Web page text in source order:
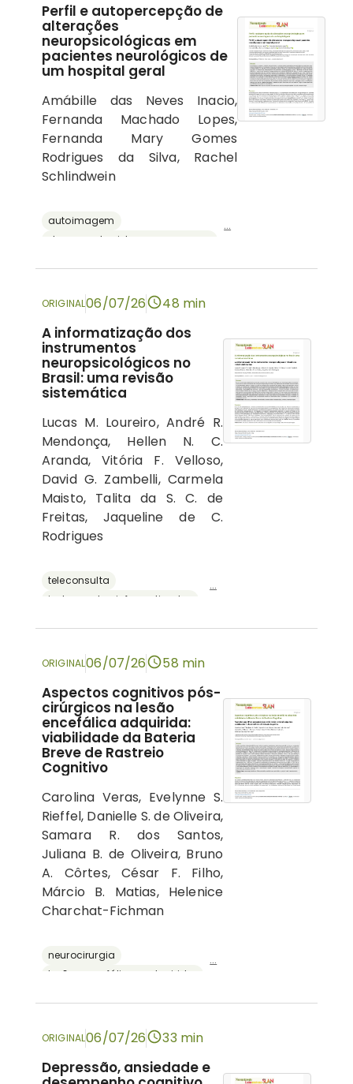
Perfil e autopercepção de
alterações
neuropsicológicas em
pacientes neurológicos de
um hospital geral
Amábille das Neves Inacio,
Fernanda Machado Lopes,
Fernanda Mary Gomes
Rodrigues da Silva, Rachel
Schlindwein
autoimagem
...
ORIGINAL06/07/26 48 min
A informatização dos
instrumentos
neuropsicológicos no
Brasil: uma revisão
sistemática
Lucas M. Loureiro, André R.
Mendonça, Hellen N. C.
Aranda, Vitória F. Velloso,
David G. Zambelli, Carmela
Maisto, Talita da S. C. de
Freitas, Jaqueline de C.
Rodrigues
teleconsulta
instrumentos informatizados
avaliação neuropsicológica
...
ORIGINAL06/07/26 58 min
Aspectos cognitivos pós-
cirúrgicos na lesão
encefálica adquirida:
viabilidade da Bateria
Breve de Rastreio
Cognitivo
Carolina Veras, Evelynne S.
Rieffel, Danielle S. de Oliveira,
Samara R. dos Santos,
Juliana B. de Oliveira, Bruno
A. Côrtes, César F. Filho,
Márcio B. Matias, Helenice
Charchat-Fichman
neurocirurgia
bateria breve de rastreio cognitivo
...
ORIGINAL06/07/26 33 min
Depressão, ansiedade e